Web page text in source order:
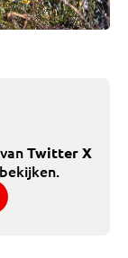
Twitter X